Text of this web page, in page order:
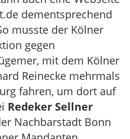
dementsprechend
musste der Kölner
gegen
mit dem Kölner
Reinecke mehrmals
fahren, um dort auf
Redeker Sellner
Nachbarstadt Bonn